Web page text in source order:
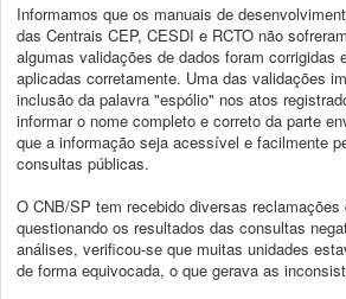
Informamos que os manuais de
das Centrais CEP, CESDI e RCTO não
algumas validações de dados foram corrigidas
aplicadas corretamente. Uma das validações
inclusão da palavra "espólio" nos atos
informar o nome completo e correto da parte
que a informação seja acessível e facilmente
consultas públicas.
O CNB/SP tem recebido diversas reclamações
questionando os resultados das consultas
análises, verificou-se que muitas unidades
de forma equivocada, o que gerava as